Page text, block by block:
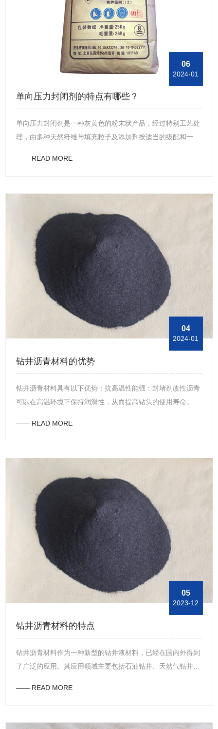
专用泥浆。 4.水平定向钻进泥浆常用的化学处理剂(泥浆添加
剂)包括纯碱、防塌剂、降失水剂、絮凝剂、润滑剂和增粘剂
06
2024-01
单向压力封闭剂的特点有哪些？
单向压力封闭剂是一种灰黄色的粉末状产品，经过特别工艺处
理，由多种天然纤维与填充粒子及添加剂按适当的级配和一定
裂缝进行有效的封堵。稳定：该封闭剂具有高强度和稳定性，
能够在各种压力和温度条件下保持稳定的封堵效果，有效防止
地层渗漏和滤失。配伍性好：单向压力封闭剂与钻井液和完井
液具有良好的配伍性，不会影响泥浆性能，从而保证钻井作业
的顺利进行。环保无害：该封闭剂采用环保无害的原材料，不
会对环境造成污染，符合环保要求。综上所述，单向压力封闭
剂具有快速封堵、稳定、配伍性好和环保无害等特点，适用于
钻井作业中的地层封堵。
—— READ MORE
04
2024-01
钻井沥青材料的优势
钻井沥青材料具有以下优势：抗高温性能强：封堵剂改性沥青
可以在高温环境下保持润滑性，从而提高钻头的使用寿命。抗
的封堵屏障，有效地防止井壁的塌陷和井眼的堵塞等问题的发
生。耐久性强：沥青材料具有广泛的化学稳定性，可以抵抗紫
外线、氧化、酸碱等环境条件的侵蚀，使得其具有非常长的使
用寿命。防水性好：沥青材料的主要成分是沥青，这种材料天
然防水、不渗透，可以有效防止水分渗入建筑物内部。隔音效
果良好：沥青材料具有较好的隔音效果，可以有效地减轻来自
室内和室外环境的噪音对人们的影响。施工简便：沥青材料可
以在室温下使用，不需要特殊加热设备，施工简便、操作方
便。此外，沥青材料的硬化速度比较快，可以在很短时间内形
成稳定的建筑结构，大大缩短施工周期。综上所述，钻井沥青
材料具有多种优点，如抗高温性能强、抗压缩性能好、具有剪
—— READ MORE
05
2023-12
钻井沥青材料的特点
钻井沥青材料作为一种新型的钻井液材料，已经在国内外得到
了广泛的应用。其应用领域主要包括石油钻井、天然气钻井、
—— READ MORE